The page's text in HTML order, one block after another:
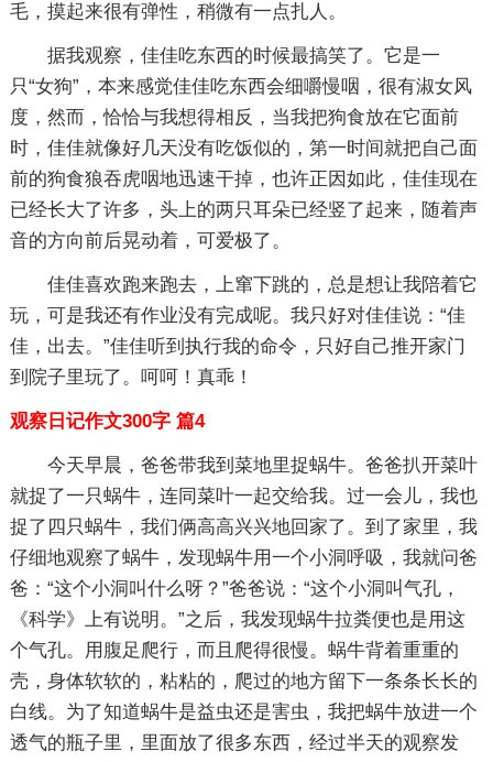
毛，摸起来很有弹性，稍微有一点扎人。
据我观察，佳佳吃东西的时候最搞笑了。它是一
只“女狗”，本来感觉佳佳吃东西会细嚼慢咽，很有淑女风
度，然而，恰恰与我想得相反，当我把狗食放在它面前
时，佳佳就像好几天没有吃饭似的，第一时间就把自己面
前的狗食狼吞虎咽地迅速干掉，也许正因如此，佳佳现在
已经长大了许多，头上的两只耳朵已经竖了起来，随着声
音的方向前后晃动着，可爱极了。
佳佳喜欢跑来跑去，上窜下跳的，总是想让我陪着它
玩，可是我还有作业没有完成呢。我只好对佳佳说：“佳
佳，出去。”佳佳听到执行我的命令，只好自己推开家门
到院子里玩了。呵呵！真乖！
观察日记作文300字 篇4
今天早晨，爸爸带我到菜地里捉蜗牛。爸爸扒开菜叶
就捉了一只蜗牛，连同菜叶一起交给我。过一会儿，我也
捉了四只蜗牛，我们俩高高兴兴地回家了。到了家里，我
仔细地观察了蜗牛，发现蜗牛用一个小洞呼吸，我就问爸
爸：“这个小洞叫什么呀？”爸爸说：“这个小洞叫气孔，
《科学》上有说明。”之后，我发现蜗牛拉粪便也是用这
个气孔。用腹足爬行，而且爬得很慢。蜗牛背着重重的
壳，身体软软的，粘粘的，爬过的地方留下一条条长长的
白线。为了知道蜗牛是益虫还是害虫，我把蜗牛放进一个
透气的瓶子里，里面放了很多东西，经过半天的观察发